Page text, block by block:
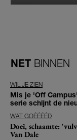
NET BINNEN
WIL JE ZIEN
Mis je 'Off
serie schijnt de
WAT GOÉÉÉÉD
Doei, schaamte:
Van Dale